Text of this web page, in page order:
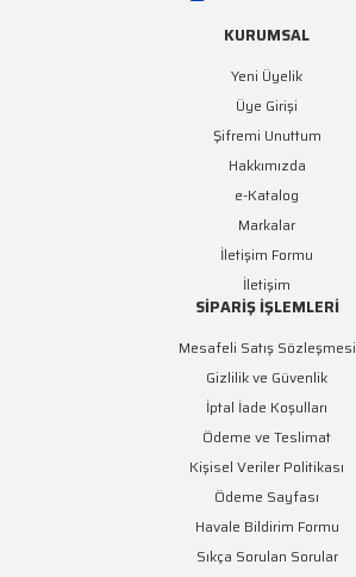
KURUMSAL
Yeni Üyelik
Üye Girişi
Şifremi Unuttum
Hakkımızda
e-Katalog
Markalar
İletişim Formu
İletişim
SİPARİŞ İŞLEMLERİ
Mesafeli Satış Sözleşmesi
Gizlilik ve Güvenlik
İptal İade Koşulları
Ödeme ve Teslimat
Kişisel Veriler Politikası
Ödeme Sayfası
Havale Bildirim Formu
Sıkça Sorulan Sorular